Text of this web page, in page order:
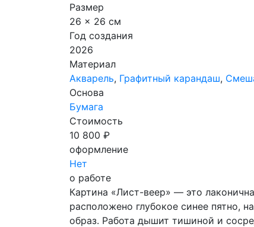
Размер
26 x 26 см
Год создания
2026
Материал
Акварель, Графитный карандаш,
Основа
Бумага
Стоимость
10 800 ₽
оформление
Нет
о работе
Картина «Лист-веер» — это
расположено глубокое синее пятно,
образ. Работа дышит тишиной и